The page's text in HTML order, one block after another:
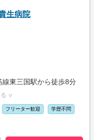
生病院
東三国駅から徒歩8分
∨
フリーター歓迎 学歴不問